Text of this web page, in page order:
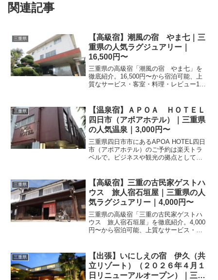
関連記事
三重県
【高級宿】潮風の宿 やま七｜三
重県の人気ラグジュアリー｜
16,500円〜
三重県の高級宿「潮風の宿 やま七」を
徹底紹介。16,500円〜から宿泊可能、上
質なサービス・客室・料理・レビュー125
三重県
【温泉宿】ＡＰＯＡ ＨＯＴＥＬ
四日市（アポアホテル）｜三重県
の人気温泉｜3,000円〜
三重県四日市市にあるAPOA HOTEL四日
市（アポアホテル）のご予約は楽天トラ
ベルで。ビジネスや観光の拠点として便
い。
三重県
【高級宿】三重の古民家ゲストハ
ウス 旅人宿石垣屋｜三重県の人
気ラグジュアリー｜4,000円〜
三重県の高級宿「三重の古民家ゲストハ
ウス 旅人宿石垣屋」を徹底紹介。4,000
円〜から宿泊可能、上質なサービス・客
すすめ。
三重県
【出張】いにしえの宿 伊久（共
立リゾート）（２０２６年４月１
日リニューアルオープン）｜三重